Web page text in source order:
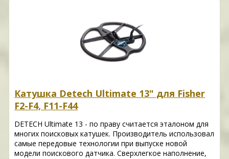
Катушка Detech Ultimate 13" для Fisher
F2-F4, F11-F44
DETECH Ultimate 13 - по праву считается эталоном для
многих поисковых катушек. Производитель использовал
самые передовые технологии при выпуске новой
модели поискового датчика. Сверхлегкое наполнение,